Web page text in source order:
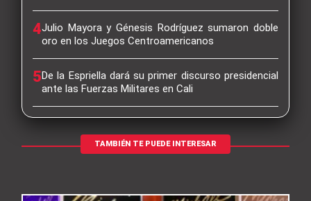
4Julio Mayora y Génesis Rodríguez sumaron doble
oro en los Juegos Centroamericanos
5De la Espriella dará su primer discurso presidencial
ante las Fuerzas Militares en Cali
TAMBIÉN TE PUEDE INTERESAR